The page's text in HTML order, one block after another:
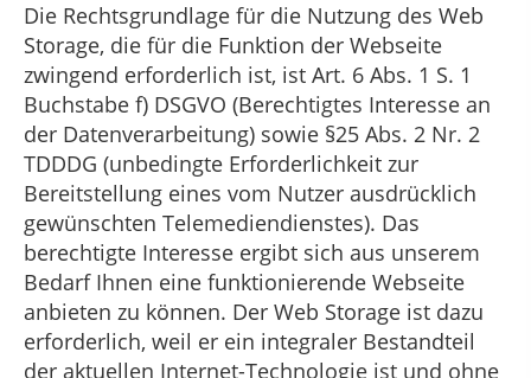
Die Rechtsgrundlage für die Nutzung des Web
Storage, die für die Funktion der Webseite
zwingend erforderlich ist, ist Art. 6 Abs. 1 S. 1
Buchstabe f) DSGVO (Berechtigtes Interesse an
der Datenverarbeitung) sowie §25 Abs. 2 Nr. 2
TDDDG (unbedingte Erforderlichkeit zur
Bereitstellung eines vom Nutzer ausdrücklich
gewünschten Telemediendienstes). Das
berechtigte Interesse ergibt sich aus unserem
Bedarf Ihnen eine funktionierende Webseite
anbieten zu können. Der Web Storage ist dazu
erforderlich, weil er ein integraler Bestandteil
der aktuellen Internet-Technologie ist und ohne